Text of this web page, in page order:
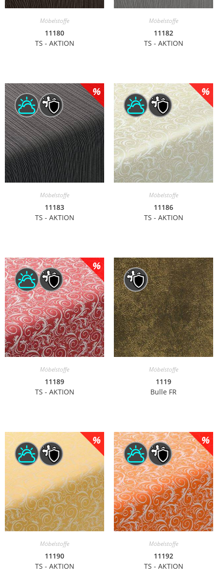
Möbelstoffe
11180
TS - AKTION
Möbelstoffe
11182
TS - AKTION
Möbelstoffe
11183
TS - AKTION
Möbelstoffe
11186
TS - AKTION
Möbelstoffe
11189
TS - AKTION
Möbelstoffe
1119
Bulle FR
Möbelstoffe
11190
TS - AKTION
Möbelstoffe
11192
TS - AKTION